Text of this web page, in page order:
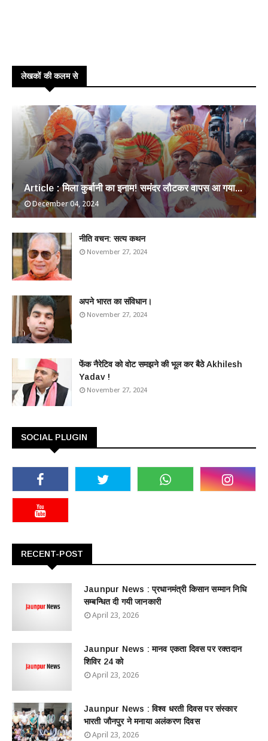
लेखकों की कलम से
Article : मिला कुर्बानी का इनाम! समंदर लौटकर वापस आ गया...
December 04, 2024
​नीति वचन: सत्य कथन
November 27, 2024
अपने भारत का संविधान।
November 27, 2024
फेंक नैरेटिव को वोट समझने की भूल कर बैठे Akhilesh
Yadav !
November 27, 2024
SOCIAL PLUGIN
RECENT-POST
Jaunpur News : ​प्रधानमंत्री किसान सम्मान निधि
सम्बन्धित दी गयी जानकारी
April 23, 2026
Jaunpur News : ​मानव एकता दिवस पर रक्तदान
शिविर 24 को
April 23, 2026
Jaunpur News : विश्व धरती दिवस पर संस्कार
भारती जौनपुर ने मनाया अलंकरण दिवस
April 23, 2026